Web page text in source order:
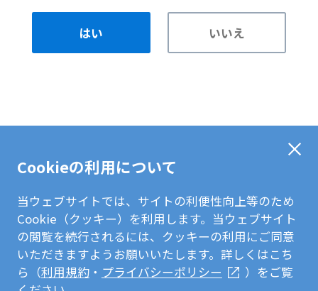
はい いいえ
Cookieの利用について
当ウェブサイトでは、サイトの利便性向上等のため
Cookie（クッキー）を利用します。当ウェブサイト
の閲覧を続行されるには、クッキーの利用にご同意
いただきますようお願いいたします。詳しくはこち
ら（利用規約・ プライバシーポリシー
）をご覧